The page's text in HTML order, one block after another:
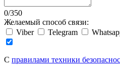
0/350
Желаемый способ связи:
Viber
Telegram
C правилами техники